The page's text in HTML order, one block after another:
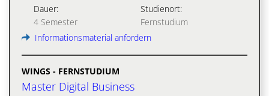
Dauer:
4 Semester
Studienort:
Fernstudium
Informationsmaterial anfordern
WINGS - FERNSTUDIUM
Master Digital Business